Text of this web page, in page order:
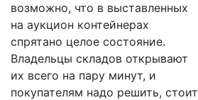
возможно, что в выставленных
на аукцион контейнерах
спрятано целое состояние.
Владельцы складов открывают
их всего на пару минут, и
покупателям надо решить, стоит